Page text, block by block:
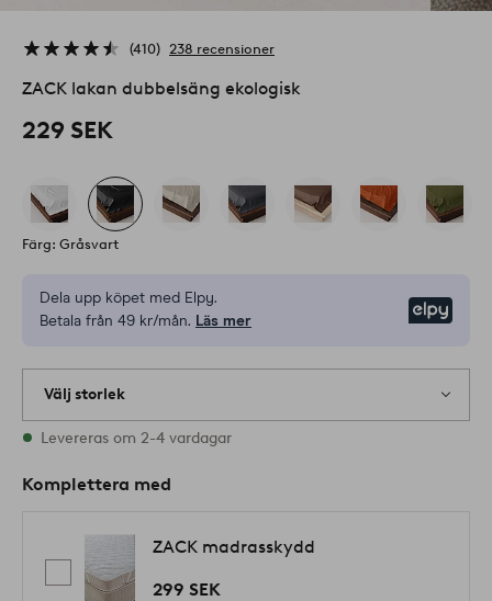
410 238 recensioner
ZACK lakan dubbelsäng ekologisk
229 SEK
Färg: Gråsvart
Dela upp köpet med Elpy.
Betala från 49 kr/mån. Läs mer
Välj storlek
Alla storlekar finns i lager
Levereras om 2-4 vardagar
Komplettera med
ZACK madrasskydd
299 SEK